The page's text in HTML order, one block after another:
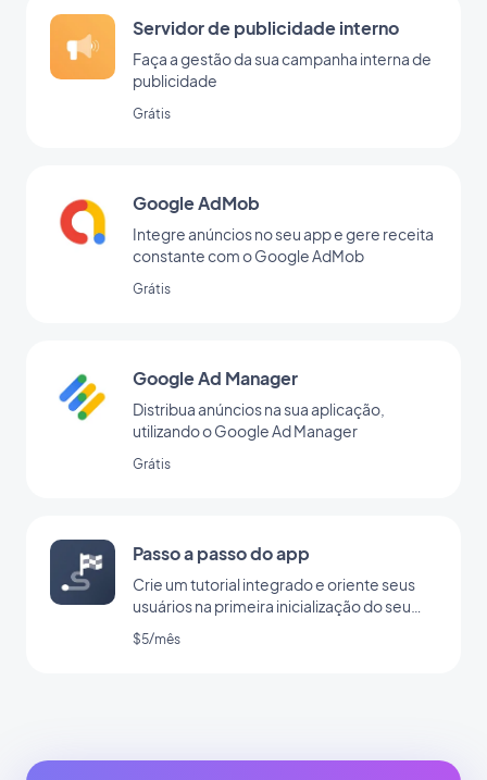
Servidor de publicidade interno
Faça a gestão da sua campanha interna de
publicidade
Grátis
Google AdMob
Integre anúncios no seu app e gere receita
constante com o Google AdMob
Grátis
Google Ad Manager
Distribua anúncios na sua aplicação,
utilizando o Google Ad Manager
Grátis
Passo a passo do app
Crie um tutorial integrado e oriente seus
usuários na primeira inicialização do seu
app
$5/mês